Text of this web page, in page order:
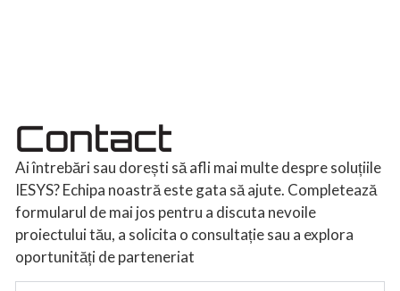
Contact
Ai întrebări sau dorești să afli mai multe despre soluțiile
IESYS? Echipa noastră este gata să ajute. Completează
formularul de mai jos pentru a discuta nevoile
proiectului tău, a solicita o consultație sau a explora
oportunități de parteneriat